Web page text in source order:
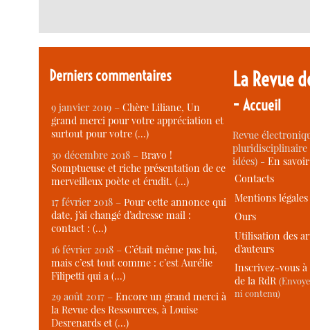
Derniers commentaires
9 janvier 2019 –Chère Liliane, Un
grand merci pour votre appréciation et
surtout pour votre (…)
30 décembre 2018 –Bravo !
Somptueuse et riche présentation de ce
merveilleux poète et érudit. (…)
17 février 2018 –Pour cette annonce qui
date, j’ai changé d’adresse mail :
contact : (…)
16 février 2018 –C’était même pas lui,
mais c’est tout comme : c’est Aurélie
Filipetti qui a (…)
29 août 2017 –Encore un grand merci à
la Revue des Ressources, à Louise
Desrenards et (…)
La Revue
-Accueil
Revue
idées) -En
Contacts
Mentions légales
Ours
Utilisation des
d’auteurs
Inscrivez-vous
de la RdR
ni contenu)